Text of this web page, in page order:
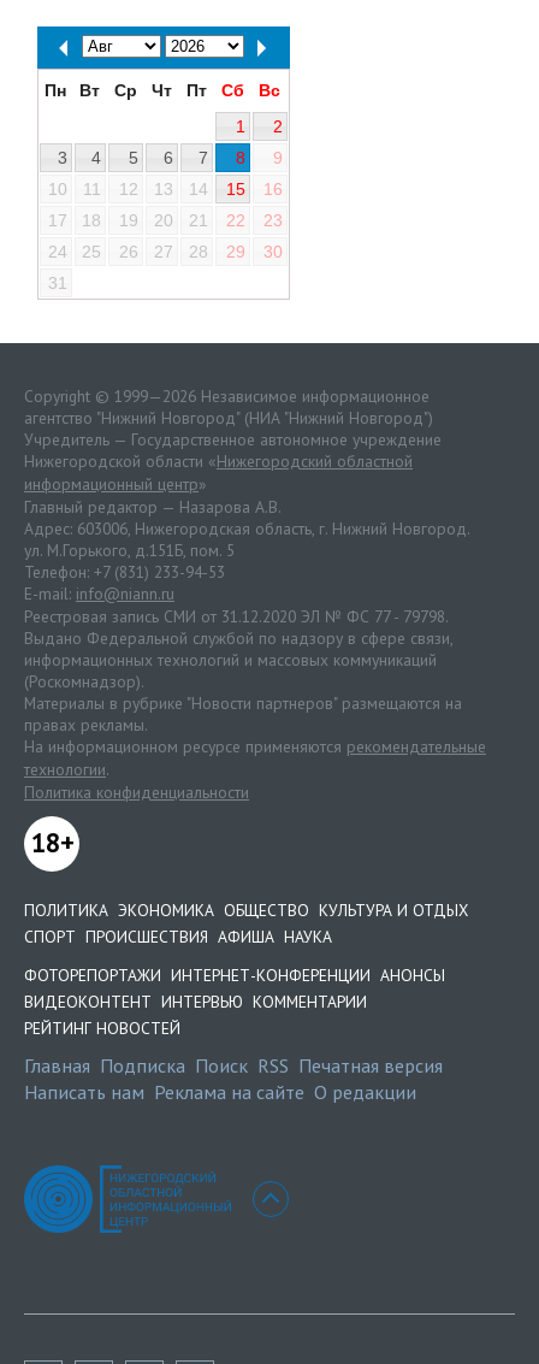
Пн Вт Ср Чт Пт Сб
Вс
1
2
3
4 5 6 7 8
9
10
11 12 13 14 15
16
17
18 19 20 21 22
23
24
25 26 27 28 29
30
31
Copyright © 1999—2026 Независимое информационное
агентство "Нижний Новгород" (НИА "Нижний Новгород")
Учредитель — Государственное автономное учреждение
Нижегородской области «Нижегородский областной
информационный центр»
Главный редактор — Назарова А.В.
Адрес: 603006, Нижегородская область, г. Нижний Новгород.
ул. М.Горького, д.151Б, пом. 5
Телефон: +7 (831) 233-94-53
E-mail: info@niann.ru
Реестровая запись СМИ от 31.12.2020 ЭЛ № ФС 77 - 79798.
Выдано Федеральной службой по надзору в сфере связи,
информационных технологий и массовых коммуникаций
(Роскомнадзор).
Материалы в рубрике "Новости партнеров" размещаются на
правах рекламы.
На информационном ресурсе применяются рекомендательные
технологии.
Политика конфиденциальности
18+
ПОЛИТИКА ЭКОНОМИКА ОБЩЕСТВО КУЛЬТУРА И ОТДЫХ
СПОРТ ПРОИСШЕСТВИЯ АФИША НАУКА
ФОТОРЕПОРТАЖИ ИНТЕРНЕТ-КОНФЕРЕНЦИИ АНОНСЫ
ВИДЕОКОНТЕНТ ИНТЕРВЬЮ КОММЕНТАРИИ
РЕЙТИНГ НОВОСТЕЙ
Главная Подписка Поиск RSS Печатная версия
Написать нам Реклама на сайте О редакции